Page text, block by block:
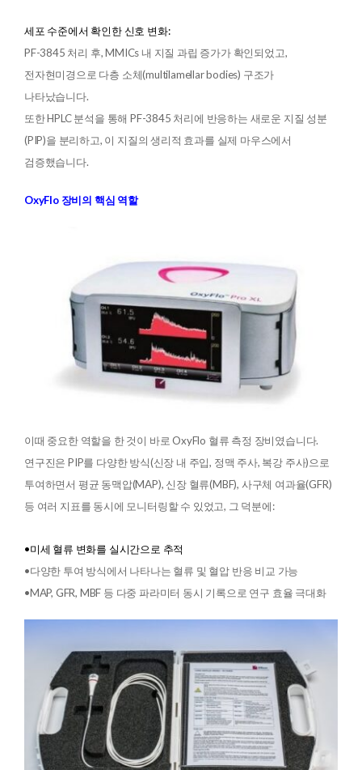
세포 수준에서 확인한 신호 변화:
PF-3845 처리 후, MMICs 내 지질 과립 증가가 확인되었고,
전자현미경으로 다층 소체(multilamellar bodies) 구조가
나타났습니다.
또한 HPLC 분석을 통해 PF-3845 처리에 반응하는 새로운 지질 성분
(PIP)을 분리하고, 이 지질의 생리적 효과를 실제 마우스에서
검증했습니다.
OxyFlo 장비의 핵심 역할
이때 중요한 역할을 한 것이 바로 OxyFlo 혈류 측정 장비였습니다.
연구진은 PIP를 다양한 방식(신장 내 주입, 정맥 주사, 복강 주사)으로
투여하면서 평균 동맥압(MAP), 신장 혈류(MBF), 사구체 여과율(GFR)
등 여러 지표를 동시에 모니터링할 수 있었고, 그 덕분에:
•미세 혈류 변화를 실시간으로 추적
•다양한 투여 방식에서 나타나는 혈류 및 혈압 반응 비교 가능
•MAP, GFR, MBF 등 다중 파라미터 동시 기록으로 연구 효율 극대화